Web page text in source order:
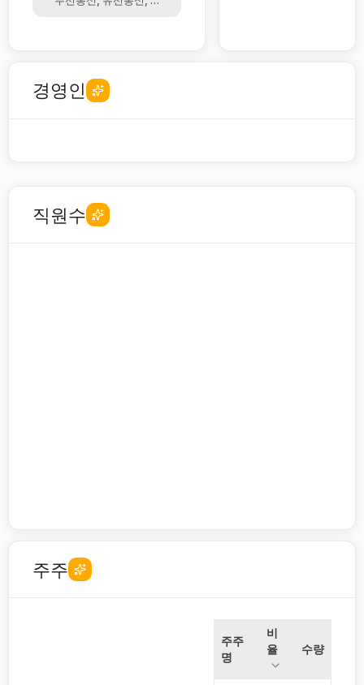
경영인
직원수
주주
주주
명
비
율
수량